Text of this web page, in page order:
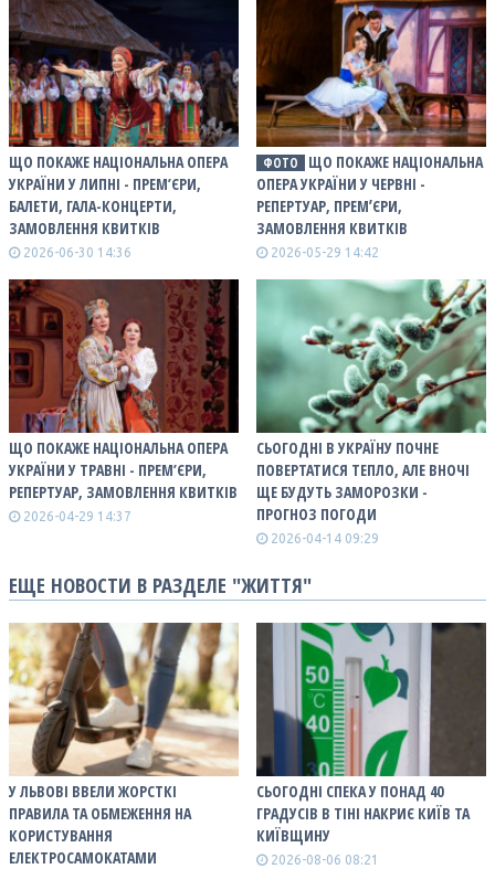
ЩО ПОКАЖЕ НАЦІОНАЛЬНА ОПЕРА
УКРАЇНИ У ЛИПНІ - ПРЕМ’ЄРИ,
БАЛЕТИ, ГАЛА-КОНЦЕРТИ,
ЗАМОВЛЕННЯ КВИТКІВ
2026-06-30 14:36
ФОТО
ЩО ПОКАЖЕ НАЦІОНАЛЬНА
ОПЕРА УКРАЇНИ У ЧЕРВНІ -
РЕПЕРТУАР, ПРЕМʼЄРИ,
ЗАМОВЛЕННЯ КВИТКІВ
2026-05-29 14:42
ЩО ПОКАЖЕ НАЦІОНАЛЬНА ОПЕРА
УКРАЇНИ У ТРАВНІ - ПРЕМ’ЄРИ,
РЕПЕРТУАР, ЗАМОВЛЕННЯ КВИТКІВ
2026-04-29 14:37
СЬОГОДНІ В УКРАЇНУ ПОЧНЕ
ПОВЕРТАТИСЯ ТЕПЛО, АЛЕ ВНОЧІ
ЩЕ БУДУТЬ ЗАМОРОЗКИ -
ПРОГНОЗ ПОГОДИ
2026-04-14 09:29
ЕЩЕ НОВОСТИ В РАЗДЕЛЕ "ЖИТТЯ"
У ЛЬВОВІ ВВЕЛИ ЖОРСТКІ
ПРАВИЛА ТА ОБМЕЖЕННЯ НА
КОРИСТУВАННЯ
ЕЛЕКТРОСАМОКАТАМИ
СЬОГОДНІ СПЕКА У ПОНАД 40
ГРАДУСІВ В ТІНІ НАКРИЄ КИЇВ ТА
КИЇВЩИНУ
2026-08-06 08:21